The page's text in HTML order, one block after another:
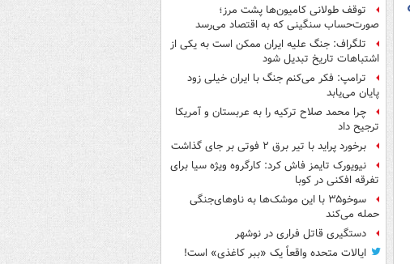
توقف طولانی کامیون‌ها پشت مرز؛
صورت‌حساب سنگینی که به اقتصاد می‌رسد
تلگراف: جنگ علیه ایران ممکن است به یکی از
اشتباهات تاریخ تبدیل شود
ترامپ: فکر می‌کنم جنگ با ایران خیلی زود
پایان می‌یابد
چرا محمد صلاح ترکیه را به عربستان و آمریکا
ترجیح داد
برخورد پراید با تیر برق ۲ فوتی بر جای گذاشت
نیویورک تایمز فاش کرد: کارگروه ویژه سیا برای
تفرقه افکنی در کوبا
سوخو۳۵ با این موشک‌ها به ناوهای‌جنگی
حمله می‌کند
دستگیری قاتل فراری در نوشهر
ایالات متحده واقعاً یک «ببر کاغذی» است!